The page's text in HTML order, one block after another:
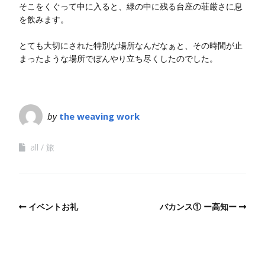
そこをくぐって中に入ると、緑の中に残る台座の荘厳さに息
を飲みます。
とても大切にされた特別な場所なんだなぁと、その時間が止
まったような場所でぼんやり立ち尽くしたのでした。
by the weaving work
all 旅
イベントお礼 バカンス① ー高知ー